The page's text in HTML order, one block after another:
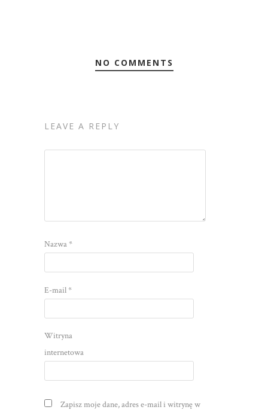
NO COMMENTS
LEAVE A REPLY
Nazwa*
E-mail*
Witryna
internetowa
Zapisz moje dane, adres e-mail i witrynę w